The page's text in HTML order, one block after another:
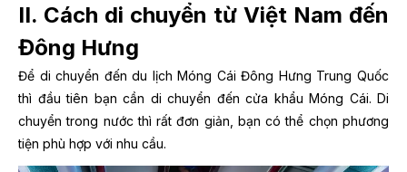
II. Cách di chuyển từ Việt Nam đến
Đông Hưng
Để di chuyển đến du lịch Móng Cái Đông Hưng Trung Quốc
thì đầu tiên bạn cần di chuyển đến cửa khẩu Móng Cái. Di
chuyển trong nước thì rất đơn giản, bạn có thể chọn phương
tiện phù hợp với nhu cầu.